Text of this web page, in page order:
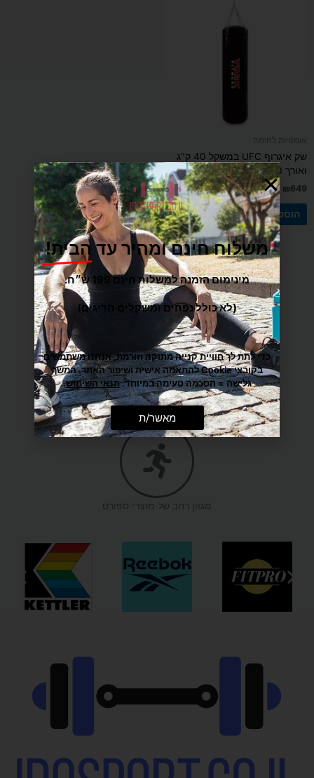
שק איגרוף UFC במשקל 40 ק"ג
ואורך 130 ס"מ
₪649
הוספה לסל
משלוח הכי מהיר עד הבית
מענה אישי ומקצועי
מגוון רחב של מוצרי ספורט
משלוח חינם ומהיר עד הבית!
מינימום הזמנה למשלוח חינם 199 ש״ח.
(לא כולל נפחים ומשקלים חריגים)
כדי לתת לך חוויית קנייה מתוקה וזורמת, אנחנו משתמשים
בקובצי Cookie להתאמה אישית ושיפור האתר. המשך
גלישה = הסכמה טעימה במיוחד.תנאי השימוש.
מאשר/ת